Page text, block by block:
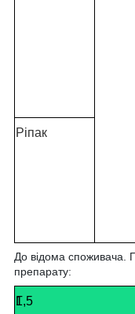
Ріпак
До відома споживача.
препарату:
Г
1,5